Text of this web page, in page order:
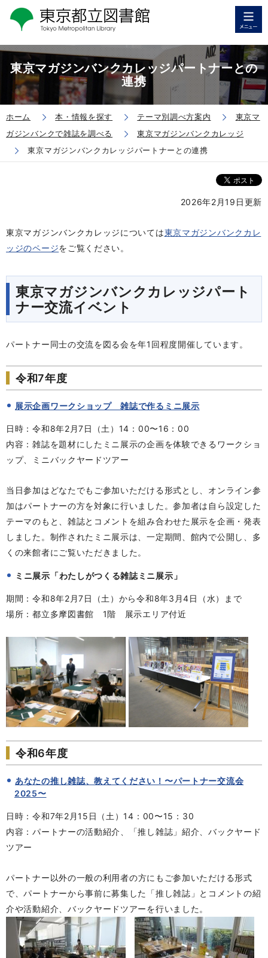
東京マガジンバンクカレッジパートナーとの
連携
ホーム 本・情報を探す テーマ別調べ方案内
東京マ
ガジンバンクで雑誌を調べる
東京マガジンバンクカレッジ
東京マガジンバンクカレッジパートナーとの連携
2026年2月19日更新
東京マガジンバンクカレッジについては東京マガジンバンクカレ
ッジのページをご覧ください。
東京マガジンバンクカレッジパート
ナー交流イベント
パートナー同士の交流を図る会を年1回程度開催しています。
令和7年度
展示企画ワークショップ 雑誌で作るミニ展示
日時：令和8年2月7日（土）14：00〜16：00
内容：雑誌を題材にしたミニ展示の企画を体験できるワークショ
ップ、ミニバックヤードツアー
当日参加はどなたでもご参加いただける形式とし、オンライン参
加はパートナーの方を対象に行いました。参加者は自ら設定した
テーマのもと、雑誌とコメントを組み合わせた展示を企画・発表
しました。制作されたミニ展示は、一定期間、館内で公開し、多
くの来館者にご覧いただきました。
ミニ展示「わたしがつくる雑誌ミニ展示」
期間：令和8年2月7日（土）から令和8年3月4日（水）まで
場所：都立多摩図書館 1階 展示エリア付近
令和6年度
あなたの推し雑誌、教えてください！〜パートナー交流会
2025〜
日時：令和7年2月15日（土）14：00〜15：30
内容：パートナーの活動紹介、「推し雑誌」紹介、バックヤード
ツアー
パートナー以外の一般の利用者の方にもご参加いただける形式
で、パートナーから事前に募集した「推し雑誌」とコメントの紹
介や活動紹介、バックヤードツアーを行いました。